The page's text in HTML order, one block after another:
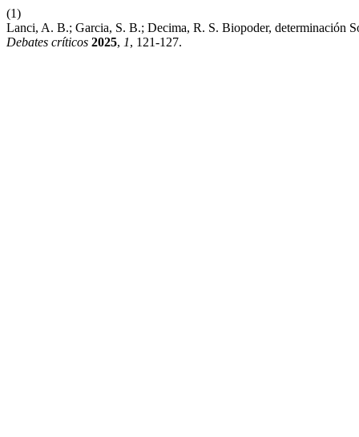
(1)
Lanci, A. B.; Garcia, S. B.; Decima, R. S. Biopoder, determinación
Debates críticos 2025, 1, 121-127.